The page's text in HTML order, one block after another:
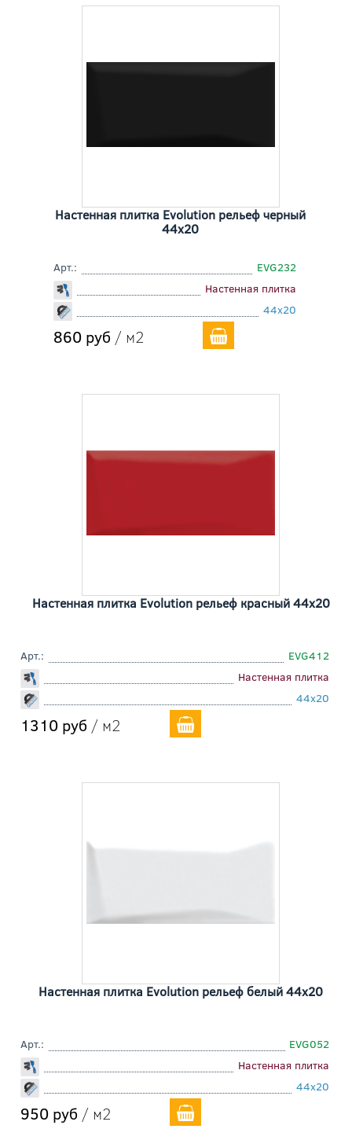
Настенная плитка Evolution рельеф черный
44x20
Арт.:
EVG232
Настенная плитка
44x20
860 руб / м2
Настенная плитка Evolution рельеф красный 44x20
Арт.:
EVG412
Настенная плитка
44x20
1310 руб / м2
Настенная плитка Evolution рельеф белый 44x20
Арт.:
EVG052
Настенная плитка
44x20
950 руб / м2